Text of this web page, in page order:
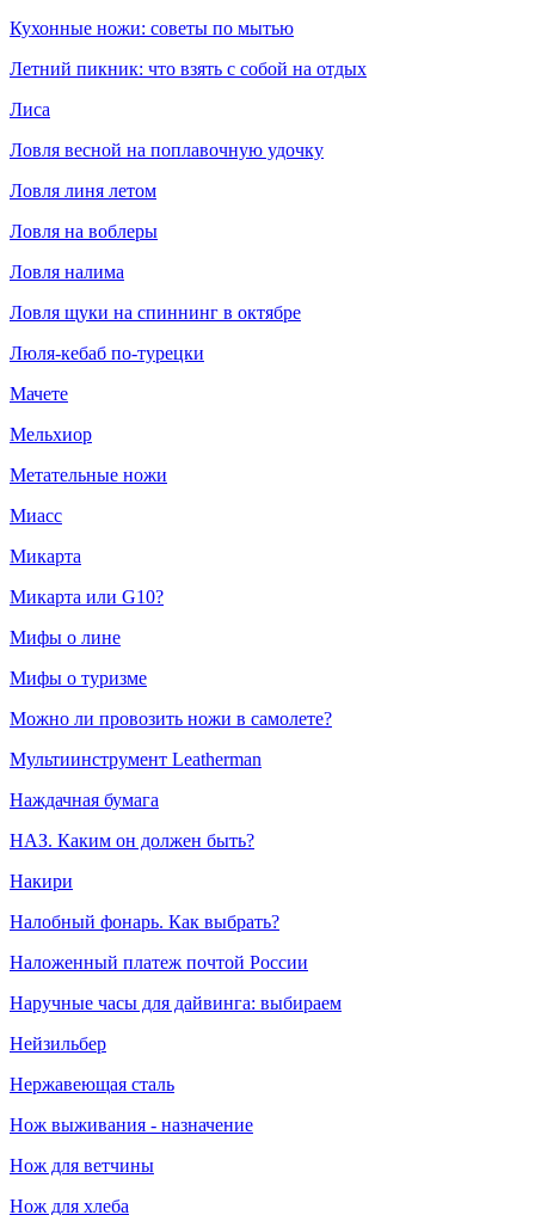
Кухонные ножи: советы по мытью
Летний пикник: что взять с собой на отдых
Лиса
Ловля весной на поплавочную удочку
Ловля линя летом
Ловля на воблеры
Ловля налима
Ловля щуки на спиннинг в октябре
Люля-кебаб по-турецки
Мачете
Мельхиор
Метательные ножи
Миасс
Микарта
Микарта или G10?
Мифы о лине
Мифы о туризме
Можно ли провозить ножи в самолете?
Мультиинструмент Leatherman
Наждачная бумага
НАЗ. Каким он должен быть?
Накири
Налобный фонарь. Как выбрать?
Наложенный платеж почтой России
Наручные часы для дайвинга: выбираем
Нейзильбер
Нержавеющая сталь
Нож выживания - назначение
Нож для ветчины
Нож для хлеба